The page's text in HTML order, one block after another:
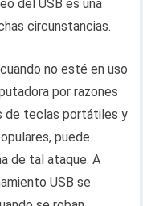
del USB es una
circunstancias.
no esté en uso
por razones
de teclas portátiles y
puede
de tal ataque. A
USB se